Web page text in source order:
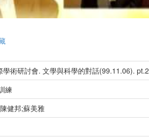
學術研討會. 文學與科學的對話(99.11.06). pt.2
練
健邦;蘇美雅